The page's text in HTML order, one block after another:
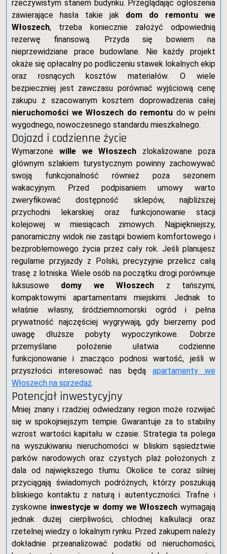
rzeczywistym stanem budynku. Przeglądając ogłoszenia
zawierające hasła takie jak dom do remontu we
Włoszech, trzeba koniecznie założyć odpowiednią
rezerwę finansową. Przyda się bowiem na
nieprzewidziane prace budowlane. Nie każdy projekt
okaże się opłacalny po podliczeniu stawek lokalnych ekip
oraz rosnących kosztów materiałów. O wiele
bezpieczniej jest zawczasu porównać wyjściową cenę
zakupu z szacowanym kosztem doprowadzenia całej
nieruchomości we Włoszech do remontu do w pełni
wygodnego, nowoczesnego standardu mieszkalnego.
Dojazd i codzienne życie
Wymarzone wille we Włoszech zlokalizowane poza
głównym szlakiem turystycznym powinny zachowywać
swoją funkcjonalność również poza sezonem
wakacyjnym. Przed podpisaniem umowy warto
zweryfikować dostępność sklepów, najbliższej
przychodni lekarskiej oraz funkcjonowanie stacji
kolejowej w miesiącach zimowych. Najpiękniejszy,
panoramiczny widok nie zastąpi bowiem komfortowego i
bezproblemowego życia przez cały rok. Jeśli planujesz
regularne przyjazdy z Polski, precyzyjnie przelicz całą
trasę z lotniska. Wiele osób na początku drogi porównuje
luksusowe domy we Włoszech z tańszymi,
kompaktowymi apartamentami miejskimi. Jednak to
właśnie własny, śródziemnomorski ogród i pełna
prywatność najczęściej wygrywają, gdy bierzemy pod
uwagę dłuższe pobyty wypoczynkowe. Dobrze
przemyślane położenie ułatwia codzienne
funkcjonowanie i znacząco podnosi wartość, jeśli w
przyszłości interesować nas będą apartamenty we
Włoszech na sprzedaż.
Potencjał inwestycyjny
Mniej znany i rzadziej odwiedzany region może rozwijać
się w spokojniejszym tempie. Gwarantuje za to stabilny
wzrost wartości kapitału w czasie. Strategia ta polega
na wyszukiwaniu nieruchomości w bliskim sąsiedztwie
parków narodowych oraz czystych plaż położonych z
dala od największego tłumu. Okolice te coraz silniej
przyciągają świadomych podróżnych, którzy poszukują
bliskiego kontaktu z naturą i autentyczności. Trafne i
zyskowne inwestycje w domy we Włoszech wymagają
jednak dużej cierpliwości, chłodnej kalkulacji oraz
rzetelnej wiedzy o lokalnym rynku. Przed zakupem należy
dokładnie przeanalizować podatki od nieruchomości,